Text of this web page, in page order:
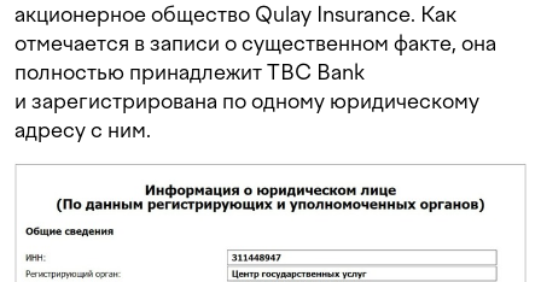
акционерное общество Qulay Insurance. Как
отмечается в записи о существенном факте, она
полностью принадлежит TBC Bank
и зарегистрирована по одному юридическому
адресу с ним.